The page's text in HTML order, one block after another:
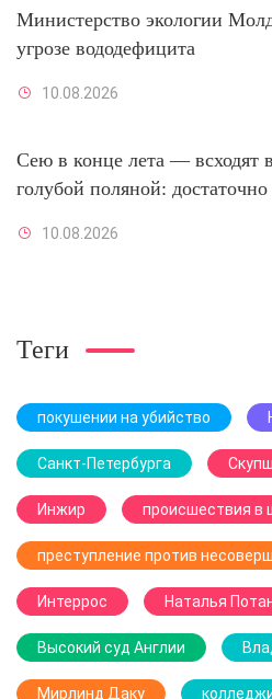
Министерство экологии
угрозе вододефицита
10.08.2026
Сею в конце лета — всходят
голубой поляной:
10.08.2026
Теги
покушении на убийство
Санкт-Петербурга
Инжир происшествия в
преступление против
Интеррос Наталья
Высокий суд Англии
Мирлинд Даку